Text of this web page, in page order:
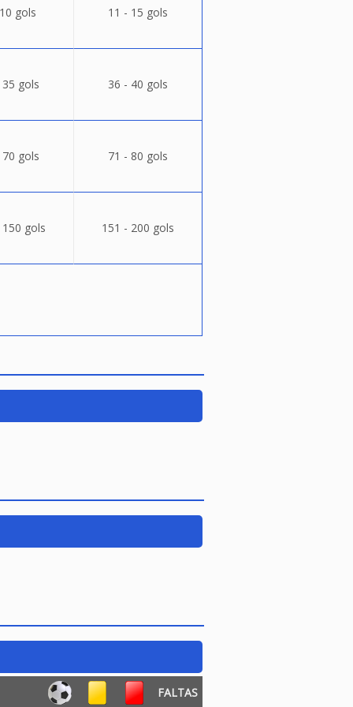
gols 11 - 15 gols
gols 36 - 40 gols
gols 71 - 80 gols
gols 151 - 200 gols
FALTAS